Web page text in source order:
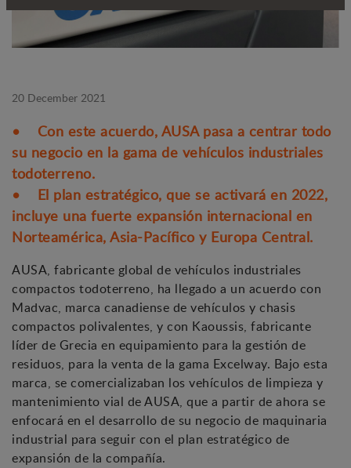
20 December 2021
• Con este acuerdo, AUSA pasa a centrar todo
su negocio en la gama de vehículos industriales
todoterreno.
• El plan estratégico, que se activará en 2022,
incluye una fuerte expansión internacional en
Norteamérica, Asia-Pacífico y Europa Central.
AUSA, fabricante global de vehículos industriales
compactos todoterreno, ha llegado a un acuerdo con
Madvac, marca canadiense de vehículos y chasis
compactos polivalentes, y con Kaoussis, fabricante
líder de Grecia en equipamiento para la gestión de
residuos, para la venta de la gama Excelway. Bajo esta
marca, se comercializaban los vehículos de limpieza y
mantenimiento vial de AUSA, que a partir de ahora se
enfocará en el desarrollo de su negocio de maquinaria
industrial para seguir con el plan estratégico de
expansión de la compañía.